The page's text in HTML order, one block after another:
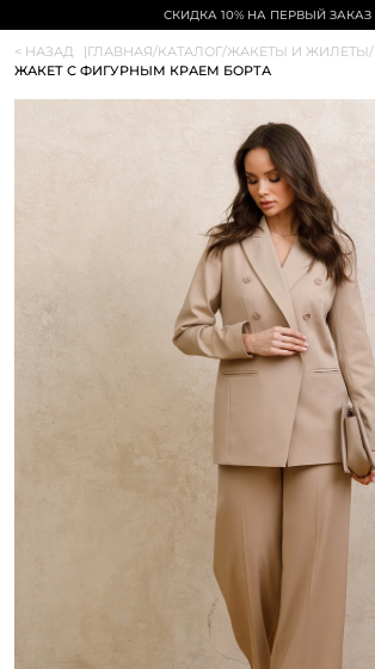
СКИДКА 10% НА ПЕРВЫЙ ЗАКАЗ
< НАЗАД |ГЛАВНАЯ/КАТАЛОГ/ЖАКЕТЫ И ЖИЛЕТЫ/
ЖАКЕТ С ФИГУРНЫМ КРАЕМ БОРТА